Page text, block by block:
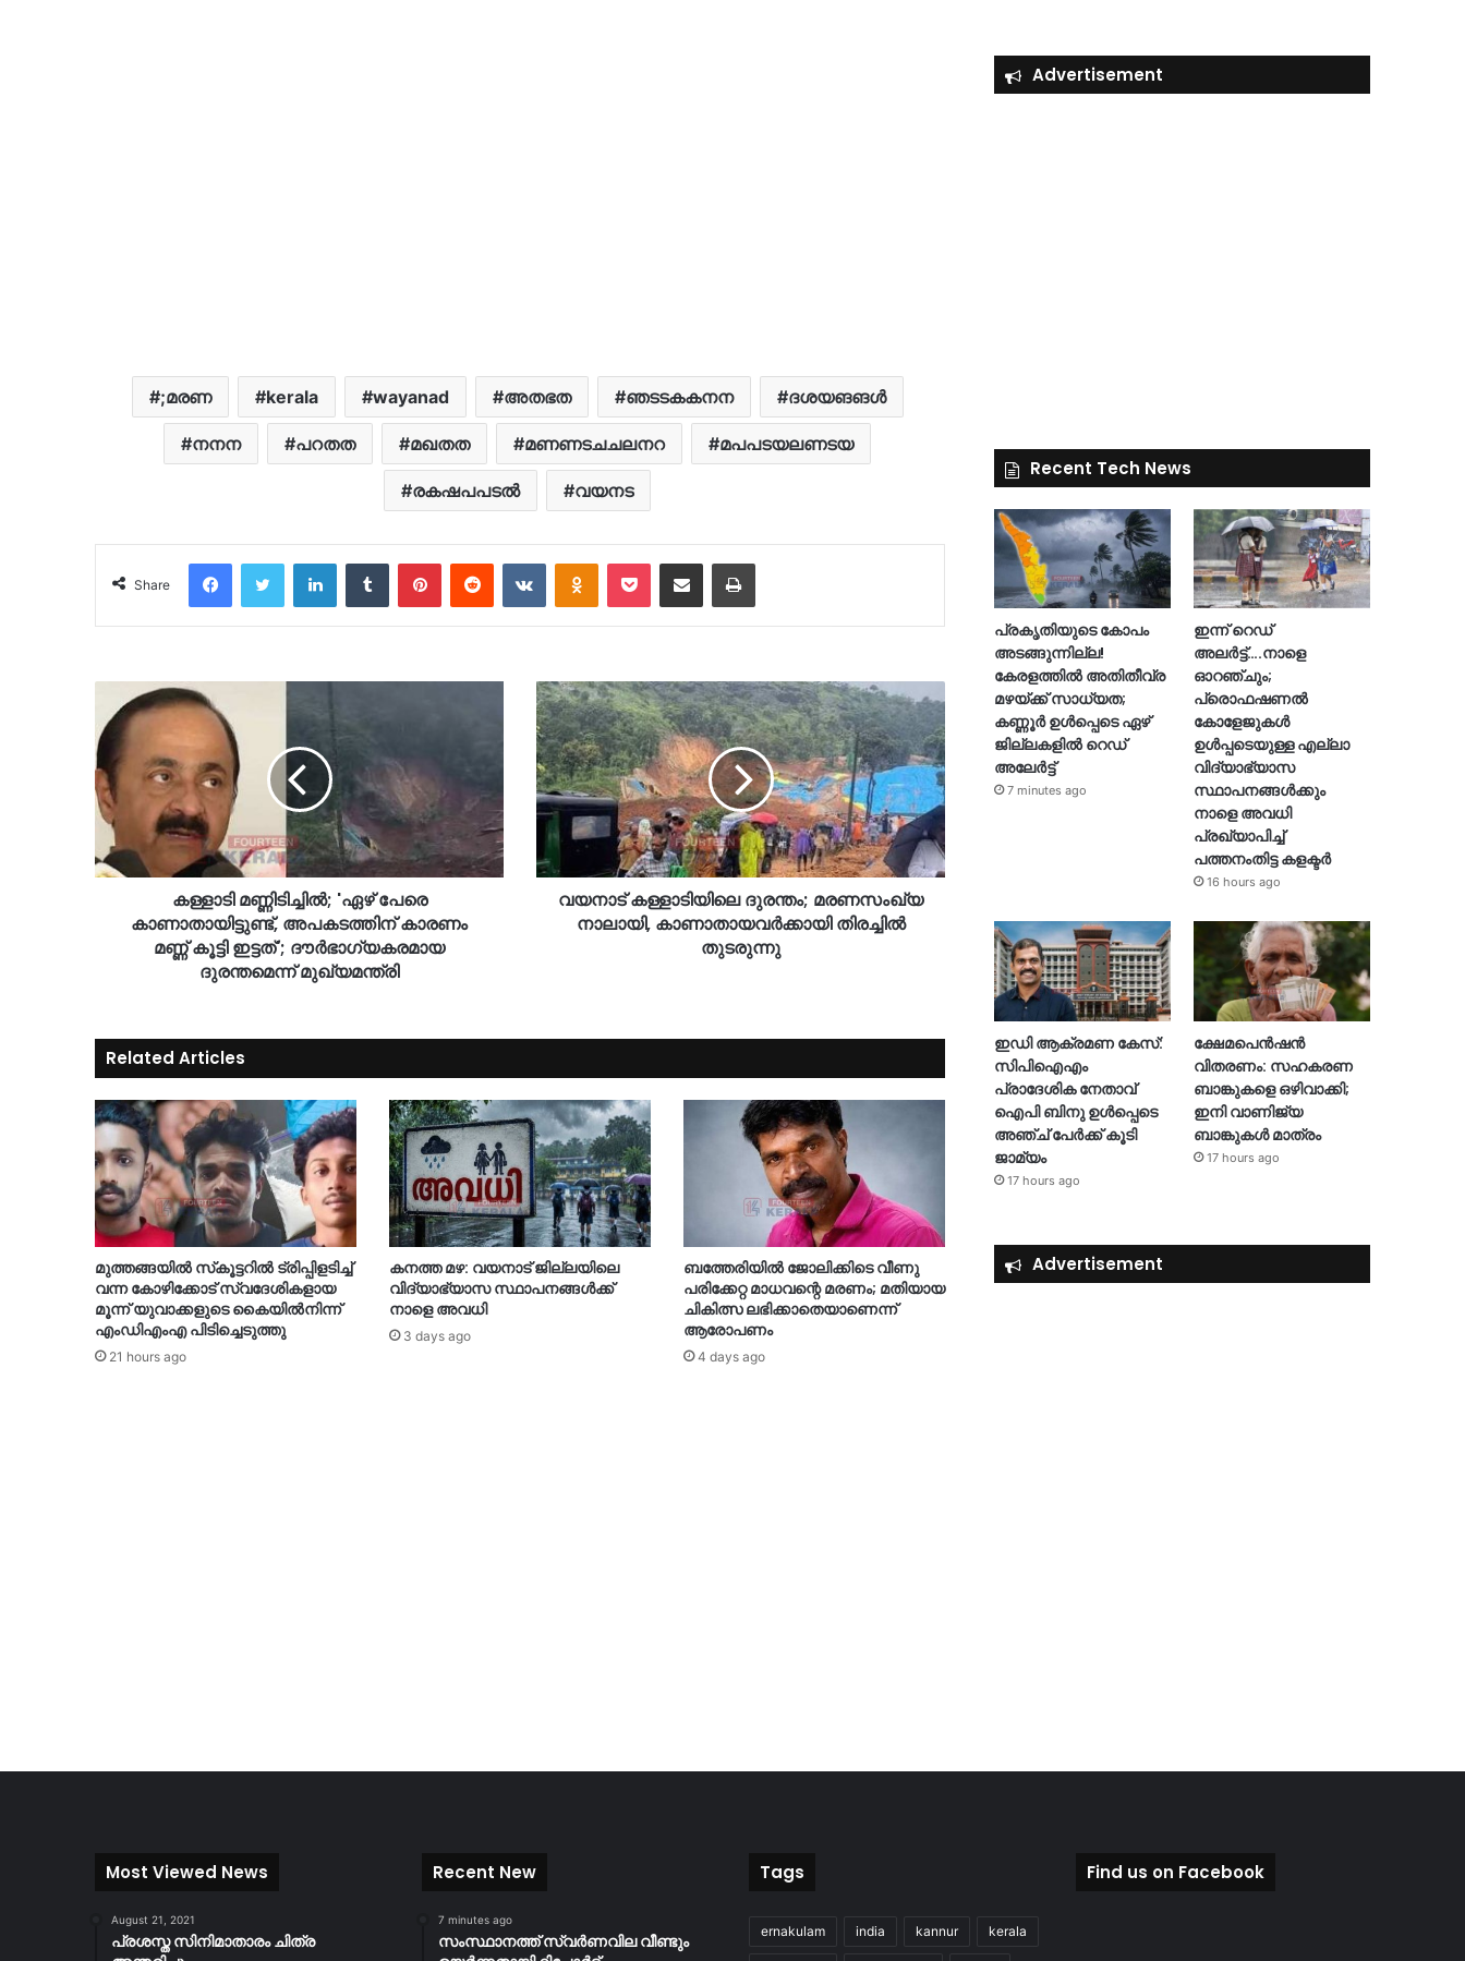
;മരണ kerala wayanad അതഭത ഞടടകകനന ദശയങങൾ
നനന പറതത മഖതത മണണടചചലനറ മപപടയലണടയ
രകഷപപടൽ വയനട
Share
FacebookTwitter LinkedInTumblr PinterestReddit VKontakteOdnoklassniki
Pocket Share via Email Print
കള്ളാടി മണ്ണിടിച്ചിൽ; 'ഏഴ് പേരെ
കാണാതായിട്ടുണ്ട്, അപകടത്തിന് കാരണം
മണ്ണ് കൂട്ടി ഇട്ടത്'; ദൗർഭാ​ഗ്യകരമായ
ദുരന്തമെന്ന് മുഖ്യമന്ത്രി
വയനാട് കള്ളാടിയിലെ ദുരന്തം; മരണസംഖ്യ
നാലായി, കാണാതായവർക്കായി തിരച്ചിൽ
തുടരുന്നു
Related Articles
മുത്തങ്ങയിൽ സ്‌കൂട്ടറിൽ ട്രിപ്പിളടിച്ച്
വന്ന കോഴിക്കോട് സ്വദേശികളായ
മൂന്ന് യുവാക്കളുടെ കൈയിൽനിന്ന്
എംഡിഎംഎ പിടിച്ചെടുത്തു
21 hours ago
കനത്ത മഴ: വയനാട് ജില്ലയിലെ
വിദ്യാഭ്യാസ സ്ഥാപനങ്ങൾക്ക്
നാളെ അവധി
3 days ago
ബത്തേരിയിൽ ജോലിക്കിടെ വീണു
പരിക്കേറ്റ മാധവന്റെ മരണം; മതിയായ
ചികിത്സ ലഭിക്കാതെയാണെന്ന്
ആരോപണം
4 days ago
Advertisement
Recent Tech News
പ്രകൃതിയുടെ കോപം
അടങ്ങുന്നില്ല!
കേരളത്തിൽ അതിതീവ്ര
മഴയ്ക്ക് സാധ്യത;
കണ്ണൂർ ഉൾപ്പെടെ ഏഴ്
ജില്ലകളിൽ റെഡ്
അലേർട്ട്
7 minutes ago
ഇന്ന് റെഡ്
അലർട്ട്….നാളെ
ഓറഞ്ചും;
പ്രൊഫഷണൽ
കോളേജുകൾ
ഉൾപ്പടെയുള്ള എല്ലാ
വിദ്യാഭ്യാസ
സ്ഥാപനങ്ങൾക്കും
നാളെ അവധി
പ്രഖ്യാപിച്ച്
പത്തനംതിട്ട കളക്ടർ
16 hours ago
ഇഡി ആക്രമണ കേസ്:
സിപിഐഎം
പ്രാദേശിക നേതാവ്
ഐപി ബിനു ഉൾപ്പെടെ
അഞ്ച് പേർക്ക് കൂടി
ജാമ്യം
17 hours ago
ക്ഷേമപെൻഷൻ
വിതരണം: സഹകരണ
ബാങ്കുകളെ ഒഴിവാക്കി;
ഇനി വാണിജ്യ
ബാങ്കുകൾ മാത്രം
17 hours ago
Advertisement
Most Viewed News
August 21, 2021
പ്രശസ്ത സിനിമാതാരം ചിത്ര
Recent New
7 minutes ago
സംസ്ഥാനത്ത് സ്വർണവില വീണ്ടും
Tags
ernakulam india kannur kerala
Find us on Facebook